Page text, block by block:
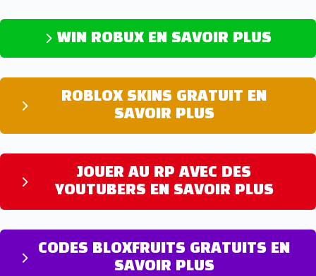
WIN ROBUX EN SAVOIR PLUS
ROBLOX SKINS GRATUIT EN
SAVOIR PLUS
JOUER AU RP AVEC DES
YOUTUBERS EN SAVOIR PLUS
CODES BLOXFRUITS GRATUITS EN
SAVOIR PLUS